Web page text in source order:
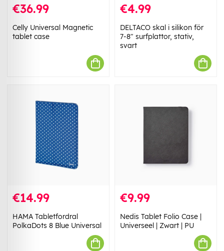
€36.99
Celly Universal Magnetic
tablet case
€4.99
DELTACO skal i silikon för
7-8" surfplattor, stativ,
svart
€14.99
HAMA Tabletfordral
PolkaDots 8 Blue Universal
€9.99
Nedis Tablet Folio Case |
Universeel | Zwart | PU